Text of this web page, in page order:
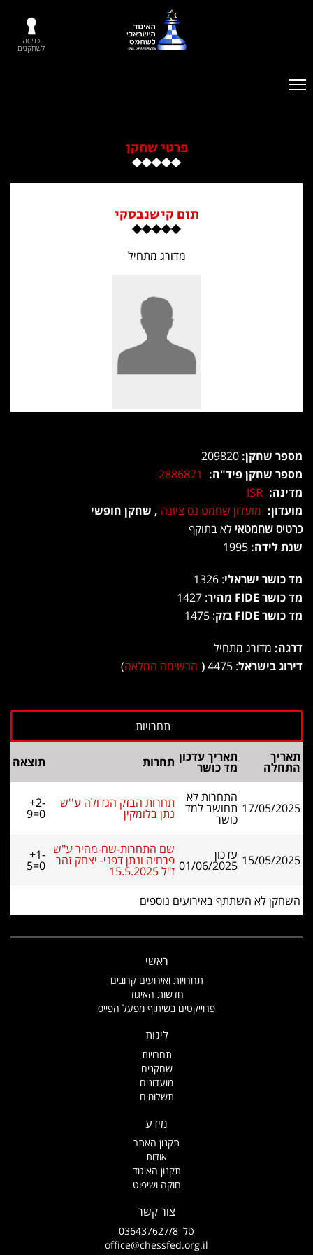
כניסה
לשחקנים
פרטי שחקן
תום קישנבסקי
מדורג מתחיל
מספר שחקן:
מספר שחקן פיד"ה: 2886871
מדינה: ISR
מועדון: מועדון שחמט נס ציונה , שחקן חופשי
כרטיס שחמטאי לא בתוקף
שנת לידה:
מד כושר ישראלי: 1326
מד כושר FIDE מהיר
: 1427
מד כושר FIDE בזק
: 1475
דרגה: מדורג מתחיל
דירוג בישראל: 4475
( הרשימה המלאה)
תאריך
התחלה
תאריך עדכון
מד כושר תחרות תוצאה
17/05/2025
התחרות לא
תחושב למד
כושר
תחרות הבזק הגדולה ע''ש
נתן בלומקין
+2-
9=0
15/05/2025 עדכון
01/06/2025
שם התחרות-שח-מהיר ע"ש
פרחיה ונתן דפני- יצחק זהר
ז"ל 15.5.2025
+1-
5=0
השחקן לא השתתף באירועים נוספים
ראשי
תחרויות ואירועים קרובים
חדשות האיגוד
פרוייקטים בשיתוף מפעל הפייס
ליגות
תחרויות
שחקנים
מועדונים
תשלומים
מידע
תקנון האתר
אודות
תקנון האיגוד
חוקה ושיפוט
צור קשר
טל' 036437627/8
office@chessfed.org.il